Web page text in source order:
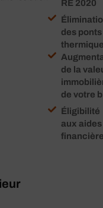
RE 2020
des ponts
de la
de votre
Éligibilité
aux aides